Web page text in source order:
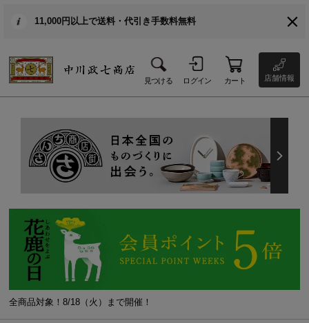
11,000円以上で送料・代引き手数料無料
見つける ログイン カート 店舗情報
全商品対象！8/18（火）まで開催！